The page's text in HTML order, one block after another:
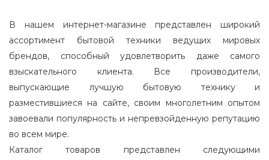
какой привод у стиральных машин asko
в чем различие стиральных машин asko
как перезапустить стиральную машину
asko
сальник для стиральной машины asko
asko стиральная машина 6 серия
В нашем интернет-магазине представлен широкий
ассортимент бытовой техники ведущих мировых
брендов, способный удовлетворить даже самого
взыскательного клиента. Все производители,
выпускающие лучшую бытовую технику и
разместившиеся на сайте, своим многолетним опытом
завоевали популярность и непревзойденную репутацию
во всем мире.
Каталог товаров представлен следующими